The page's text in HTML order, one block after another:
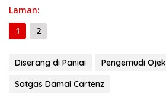
Laman:
1
2
Diserang di Paniai
Pengemudi Ojek
Satgas Damai Cartenz